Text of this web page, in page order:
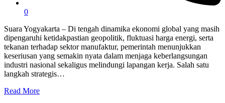
0
Suara Yogyakarta – Di tengah dinamika ekonomi global yang masih
dipengaruhi ketidakpastian geopolitik, fluktuasi harga energi, serta
tekanan terhadap sektor manufaktur, pemerintah menunjukkan
keseriusan yang semakin nyata dalam menjaga keberlangsungan
industri nasional sekaligus melindungi lapangan kerja. Salah satu
langkah strategis…
Read More